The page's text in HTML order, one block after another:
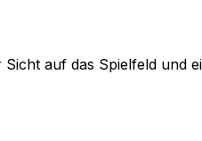
auf das Spielfeld und